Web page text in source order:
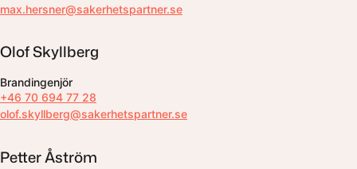
max.hersner@sakerhetspartner.se
Olof Skyllberg
Brandingenjör
+46 70 694 77 28
olof.skyllberg@sakerhetspartner.se
Petter Åström